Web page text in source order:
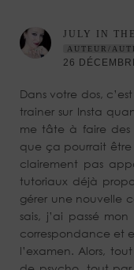
JULY IN
AUTEUR/
26
Dans votre dos,
trainer sur Insta
me tâte à faire des
que ça pourrait être
clairement pas
tutoriaux déjà
gérer une nouvelle
sais, j’ai passé
correspondance et
l’examen. Alors,